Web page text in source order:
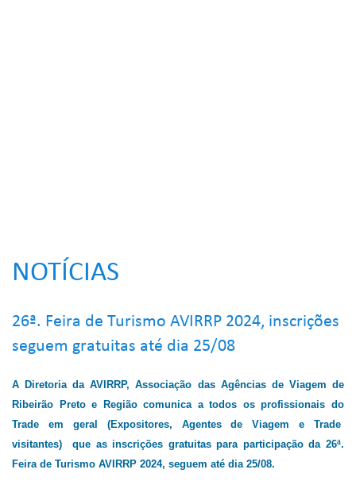
NOTÍCIAS
26ª. Feira de Turismo AVIRRP 2024, inscrições
seguem gratuitas até dia 25/08
A Diretoria da AVIRRP, Associação das Agências de Viagem de
Ribeirão Preto e Região comunica a todos os profissionais do
Trade em geral (Expositores, Agentes de Viagem e Trade
visitantes) que as inscrições gratuitas para participação da 26ª.
Feira de Turismo AVIRRP 2024, seguem até dia 25/08.